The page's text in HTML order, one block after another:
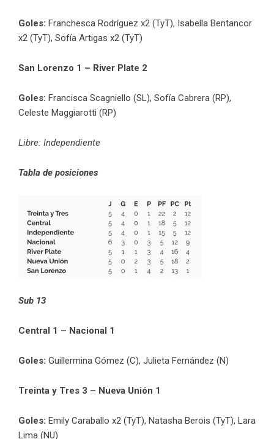
Goles: Franchesca Rodríguez x2 (TyT), Isabella Bentancor
x2 (TyT), Sofía Artigas x2 (TyT)
San Lorenzo 1 – River Plate 2
Goles: Francisca Scagniello (SL), Sofía Cabrera (RP),
Celeste Maggiarotti (RP)
Libre: Independiente
Tabla de posiciones
Sub 13
Central 1 – Nacional 1
Goles: Guillermina Gómez (C), Julieta Fernández (N)
Treinta y Tres 3 – Nueva Unión 1
Goles: Emily Caraballo x2 (TyT), Natasha Berois (TyT), Lara
Lima (NU)